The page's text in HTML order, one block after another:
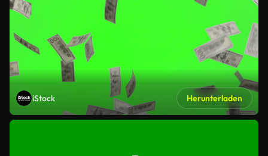
iStock Herunterladen